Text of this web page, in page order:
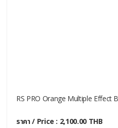
RS PRO Orange Multiple Effect
ราคา / Price : 2,100.00 THB